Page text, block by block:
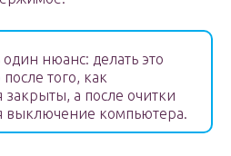
один нюанс: делать это
того, как
а после очитки
выключение компьютера.